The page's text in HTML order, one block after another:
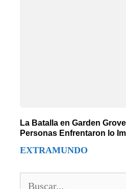
La Batalla en Garden
Personas Enfrentaron lo
EXTRAMUNDO